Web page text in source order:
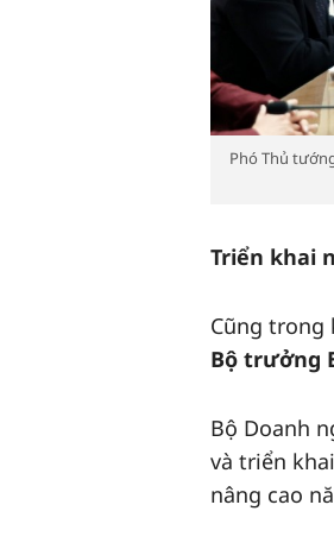
Phó Thủ
Triển khai
Cũng trong
Bộ trưởng
Bộ Doanh
và triển
nâng cao